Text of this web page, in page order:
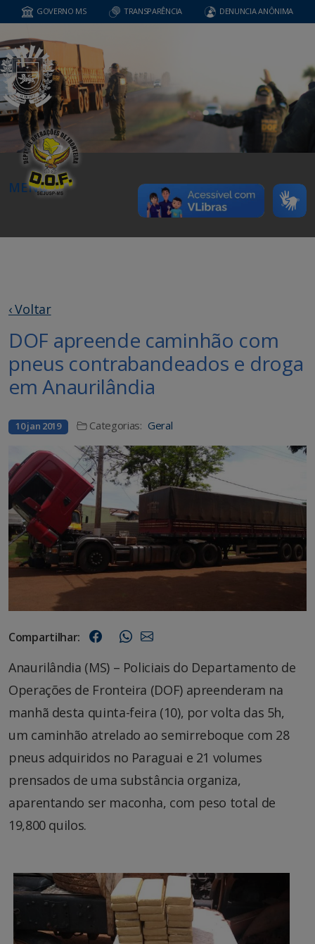
GOVERNO MS TRANSPARÊNCIA DENUNCIA ANÔNIMA
MENU
‹ Voltar
DOF apreende caminhão com
pneus contrabandeados e droga
em Anaurilândia
10 jan 2019 Categorias: Geral
Compartilhar:
Anaurilândia (MS) – Policiais do Departamento de
Operações de Fronteira (DOF) apreenderam na
manhã desta quinta-feira (10), por volta das 5h,
um caminhão atrelado ao semirreboque com 28
pneus adquiridos no Paraguai e 21 volumes
prensados de uma substância organiza,
aparentando ser maconha, com peso total de
19,800 quilos.